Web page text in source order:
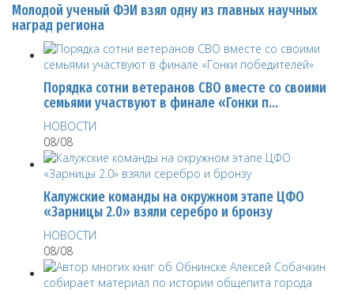
Молодой ученый ФЭИ взял одну из главных научных
наград региона
Порядка сотни ветеранов СВО вместе со своими
семьями участвуют в финале «Гонки п…
НОВОСТИ
08/08
Калужские команды на окружном этапе ЦФО
«Зарницы 2.0» взяли серебро и бронзу
НОВОСТИ
08/08